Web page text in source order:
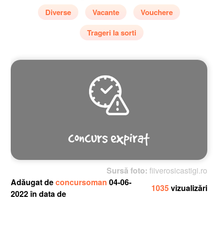
Diverse Vacante
Vouchere
Trageri la sorti
Sursă foto:fiiverosicastigi.ro
Adăugat deconcursoman04-06-
2022 în data de
1035vizualizări